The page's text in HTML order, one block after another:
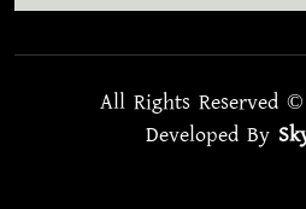
All Rights Reserved
Developed By